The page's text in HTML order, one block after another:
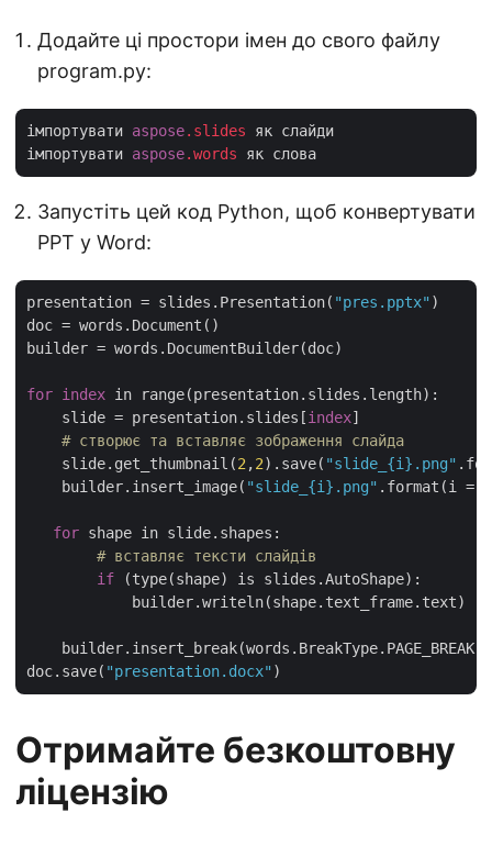
Додайте ці простори імен до свого файлу
program.py:
імпортувати aspose.slides як слайди
імпортувати aspose.words
Запустіть цей код Python, щоб конвертувати
PPT у Word:
presentation = slides.Presentation( "pres.pptx" )
doc = words.Document()
builder = words.DocumentBuilder(doc)
for index in range(presentation.slides.length):
    slide = presentation.slides[
index]
# створює та вставляє зображення слайда
    slide.get_thumbnail(
2 ,2).save( "slide_{i}.png"
    builder.insert_image(
"slide_{i}.png" .format(i =
for shape in slide.shapes:
# вставляє тексти слайдів
if (type(shape) is slides.AutoShape):
            builder.writeln(shape.text_frame.text)
    builder.insert_break(words.BreakType.PAGE_BREAK)
doc.save( "presentation.docx"
Отримайте безкоштовну
ліцензію